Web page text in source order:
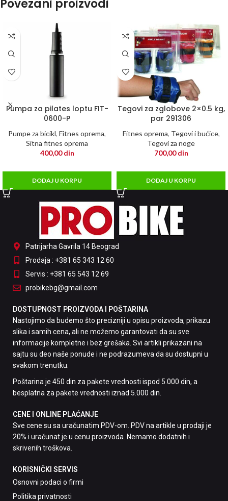
Povezani proizvodi
Pumpa za pilates loptu FIT-
0600-P
Pumpe za bicikl, Fitnes oprema,
Sitna fitnes oprema
400,00din
DODAJ U KORPU
Tegovi za zglobove 2×0.5 kg,
par 291306
Fitnes oprema, Tegovi i bućice,
Tegovi za noge
700,00din
DODAJ U KORPU
Patrijarha Gavrila 14 Beograd
Prodaja : +381 65 343 12 60
Servis : +381 65 543 12 69
probikebg@gmail.com
DOSTUPNOST PROIZVODA I POŠTARINA
Nastojimo da budemo što precizniji u opisu proizvoda, prikazu
slika i samih cena, ali ne možemo garantovati da su sve
informacije kompletne i bez grešaka. Svi artikli prikazani na
sajtu su deo naše ponude i ne podrazumeva da su dostupni u
svakom trenutku.
Poštarina je 450 din za pakete vrednosti ispod 5.000 din, a
besplatna za pakete vrednosti iznad 5.000 din.
CENE I ONLINE PLAĆANJE
Sve cene su sa uračunatim PDV-om. PDV na artikle u prodaji je
20% i uračunat je u cenu proizvoda. Nemamo dodatnih i
skrivenih troškova.
KORISNIČKI SERVIS
Osnovni podaci o firmi
Politika privatnosti